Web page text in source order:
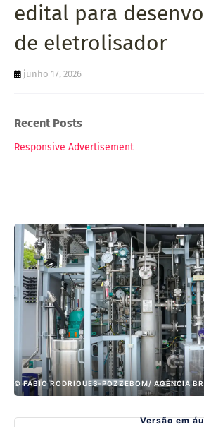
edital para
de eletrolisador
junho 17, 2026
Recent Posts
Responsive Advertisement
© FABIO RODRIGUES-POZZEBOM/ AGÊNCIA
Versão em